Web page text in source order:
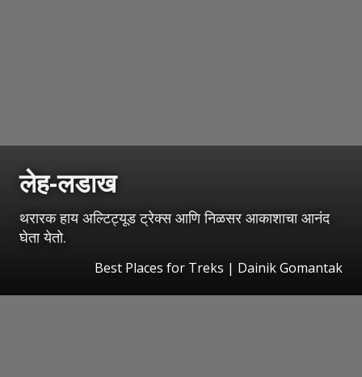
लेह-लडाख
थरारक हाय अल्टिट्यूड ट्रेक्स आणि निळसर आकाशाचा आनंद
घेता येतो.
Best Places for Treks | Dainik Gomantak